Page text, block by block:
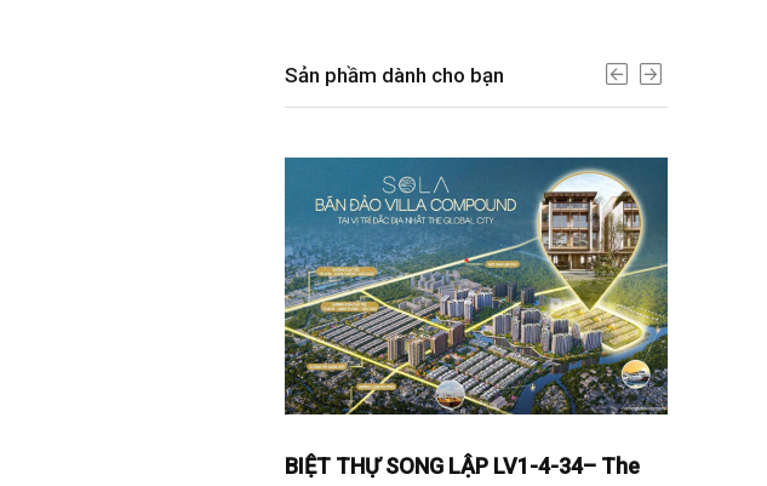
Sản phầm dành cho bạn
BIỆT THỰ SONG LẬP LV1-4-34– The